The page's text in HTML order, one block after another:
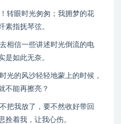
转眼时光匆匆；我拥梦的花
素指抚琴弦。
相信一些讲述时光倒流的电
是如此无奈。
光的风沙轻轻地蒙上的时候，
不能再擦亮？
把我放了，要不然收好带回
拴着我，让我心伤。